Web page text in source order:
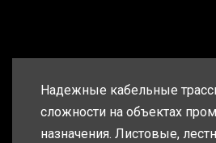
Надежные кабельные
сложности на объектах
назначения. Листовые,